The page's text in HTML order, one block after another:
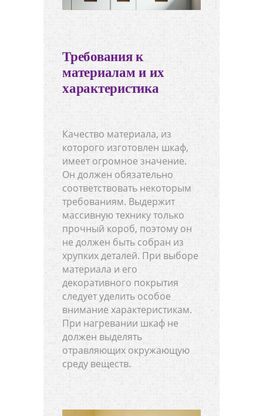
Требования к
материалам и их
характеристика
Качество материала, из
которого изготовлен шкаф,
имеет огромное значение.
Он должен обязательно
соответствовать некоторым
требованиям. Выдержит
массивную технику только
прочный короб, поэтому он
не должен быть собран из
хрупких деталей. При выборе
материала и его
декоративного покрытия
следует уделить особое
внимание характеристикам.
При нагревании шкаф не
должен выделять
отравляющих окружающую
среду веществ.